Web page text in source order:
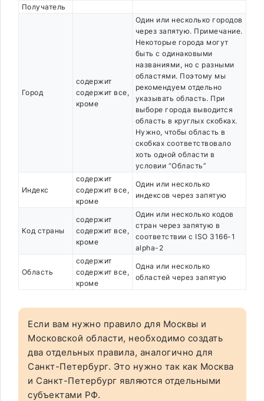
Получатель
Город
содержит
содержит все,
кроме
Один или несколько городов
через запятую. Примечание.
Некоторые города могут
быть с одинаковыми
названиями, но с разными
областями. Поэтому мы
рекомендуем отдельно
указывать область. При
выборе города выводится
область в круглых скобках.
Нужно, чтобы область в
скобках соответствовало
хоть одной области в
условии “Область”
Индекс
содержит
содержит все,
кроме
Один или несколько
индексов через запятую
Код страны
содержит
содержит все,
кроме
Один или несколько кодов
стран через запятую в
соответствии с ISO 3166-1
alpha-2
Область
содержит
содержит все,
кроме
Одна или несколько
областей через запятую
Если вам нужно правило для Москвы и
Московской области, необходимо создать
два отдельных правила, аналогично для
Санкт-Петербург. Это нужно так как Москва
и Санкт-Петербург являются отдельными
субъектами РФ.